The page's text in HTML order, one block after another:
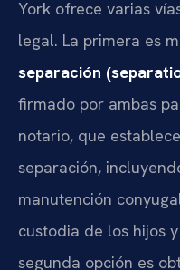
York ofrece varias
legal. La primera es
separación
firmado por ambas
notario, que
separación,
manutención
custodia de los hijos
segunda opción es